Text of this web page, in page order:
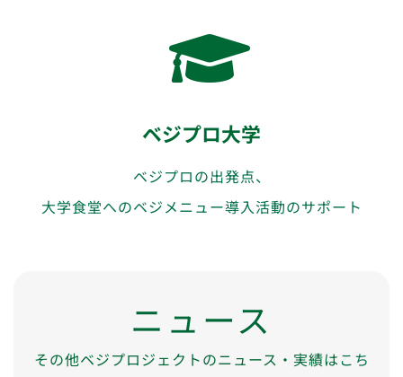
ベジプロ大学
ベジプロの出発点、
大学食堂へのベジメニュー導入活動のサポート
ニュース
その他ベジプロジェクトのニュース・実績はこち